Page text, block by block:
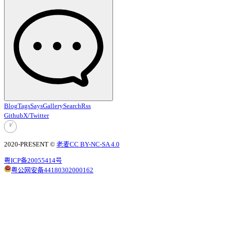
BlogTagsSaysGallerySearchRss
GithubX/Twitter
2020-PRESENT © 老麦CC BY-NC-SA 4.0
粤ICP备20055414号
粤公网安备44180302000162